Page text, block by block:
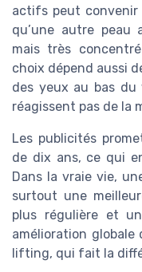
actifs peut convenir
qu’une autre peau
mais très
choix dépend aussi
des yeux au bas
réagissent pas de la
Les publicités
de dix ans, ce qui
Dans la vraie vie,
surtout une
plus régulière et
amélioration globale
lifting, qui fait la